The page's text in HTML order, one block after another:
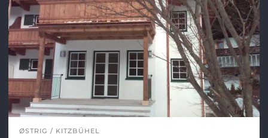
ØSTRIG KITZBÜHEL